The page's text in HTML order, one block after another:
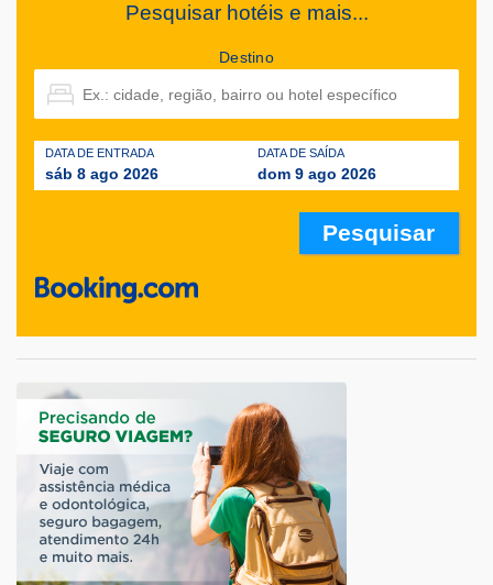
Pesquisar hotéis e mais...
Destino
DATA DE ENTRADA
sáb 8 ago 2026
DATA DE SAÍDA
dom 9 ago 2026